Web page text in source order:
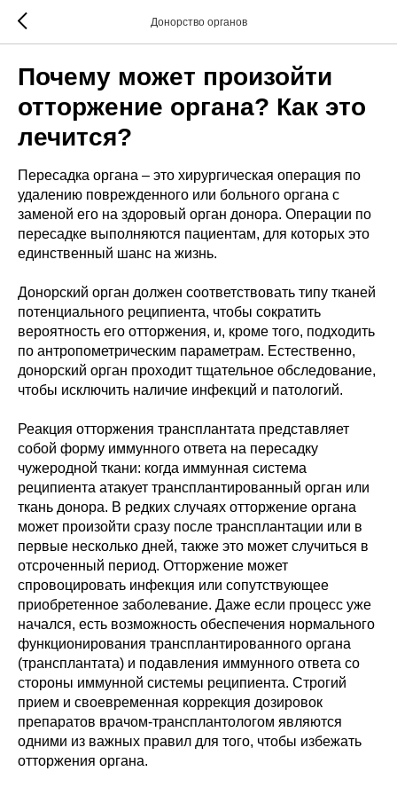
Донорство органов
Почему может произойти
отторжение органа? Как это
лечится?
Пересадка органа – это хирургическая операция по
удалению поврежденного или больного органа с
заменой его на здоровый орган донора. Операции по
пересадке выполняются пациентам, для которых это
единственный шанс на жизнь.
Донорский орган должен соответствовать типу тканей
потенциального реципиента, чтобы сократить
вероятность его отторжения, и, кроме того, подходить
по антропометрическим параметрам. Естественно,
донорский орган проходит тщательное обследование,
чтобы исключить наличие инфекций и патологий.
Реакция отторжения трансплантата представляет
собой форму иммунного ответа на пересадку
чужеродной ткани: когда иммунная система
реципиента атакует трансплантированный орган или
ткань донора. В редких случаях отторжение органа
может произойти сразу после трансплантации или в
первые несколько дней, также это может случиться в
отсроченный период. Отторжение может
спровоцировать инфекция или сопутствующее
приобретенное заболевание. Даже если процесс уже
начался, есть возможность обеспечения нормального
функционирования трансплантированного органа
(трансплантата) и подавления иммунного ответа со
стороны иммунной системы реципиента. Строгий
прием и своевременная коррекция дозировок
препаратов врачом-трансплантологом являются
одними из важных правил для того, чтобы избежать
отторжения органа.